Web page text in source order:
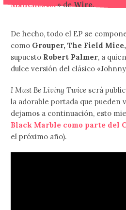
Manchester» deWire.
De hecho, todo el EP se
como Grouper, The Field
supuesto Robert Palmer, a
dulce versión del clásico
I Must Be Living Twice será
la adorable portada que pueden
dejamos a continuación, esto
Black Marble como parte del
el próximo año).